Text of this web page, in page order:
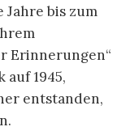
Jahre bis zum
Erinnerungen“
1945,
entstanden,